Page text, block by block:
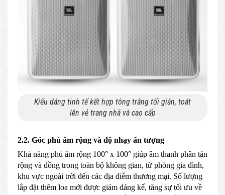
Kiểu dáng tinh tế kết hợp tông trắng tối giản, toát
lên vẻ trang nhã và cao cấp
2.2. Góc phủ âm rộng và độ nhạy ấn tượng
Khả năng phủ âm rộng 100° x 100° giúp âm thanh phân tán
rộng và đồng trong toàn bộ không gian, từ phòng gia đình,
khu vực ngoài trời đến các địa điểm thương mại. Số lượng
lắp đặt thêm loa mới được giảm đáng kể, tăng sự tối ưu về